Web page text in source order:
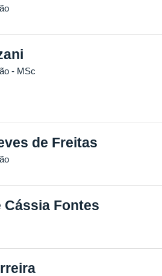
- MSc
de Freitas
Fontes